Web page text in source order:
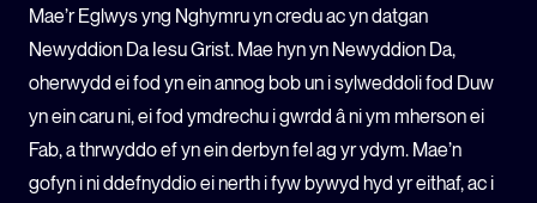
Mae’r Eglwys yng Nghymru yn credu ac yn datgan
Newyddion Da Iesu Grist. Mae hyn yn Newyddion Da,
oherwydd ei fod yn ein annog bob un i sylweddoli fod Duw
yn ein caru ni, ei fod ymdrechu i gwrdd â ni ym mherson ei
Fab, a thrwyddo ef yn ein derbyn fel ag yr ydym. Mae’n
gofyn i ni ddefnyddio ei nerth i fyw bywyd hyd yr eithaf, ac i